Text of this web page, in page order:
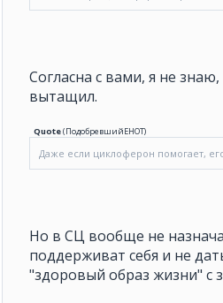
Согласна с вами, я не
вытащил.
Quote(ПодобревшийЕНОТ)
Даже если циклоферон помогает,
Но в СЦ вообще не
поддерживат себя и не
"здоровый образ жизни" с